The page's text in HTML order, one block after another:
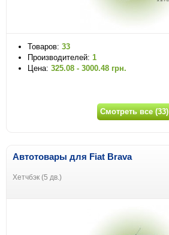
Товаров: 33
Производителей: 1
Цена: 325.08 - 3000.48 грн.
Смотреть все (33)
Автотовары для Fiat Brava
Хетчбэк (5 дв.)